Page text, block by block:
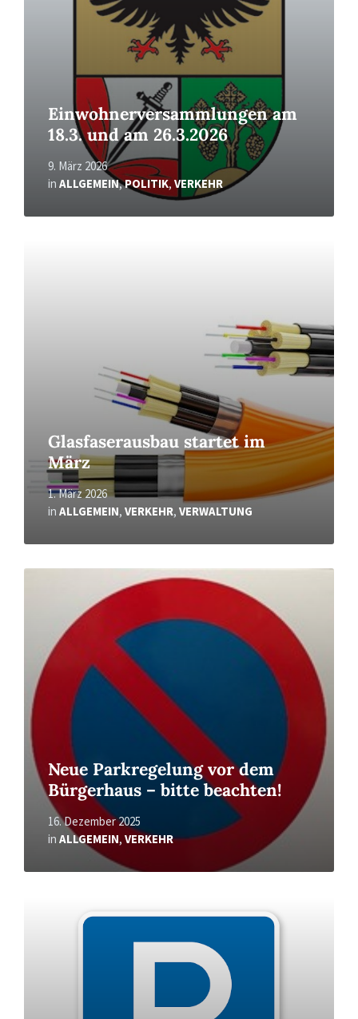
Einwohnerversammlungen am
18.3. und am 26.3.2026
9. März 2026
in ALLGEMEIN,POLITIK, VERKEHR
Glasfaserausbau startet im
März
1. März 2026
in ALLGEMEIN, VERKEHR, VERWALTUNG
Neue Parkregelung vor dem
Bürgerhaus – bitte beachten!
16. Dezember 2025
in ALLGEMEIN, VERKEHR
Read